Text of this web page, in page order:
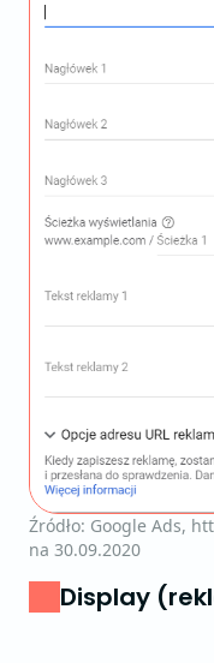
Źródło: Google Ads,
na 30.09.2020
Display